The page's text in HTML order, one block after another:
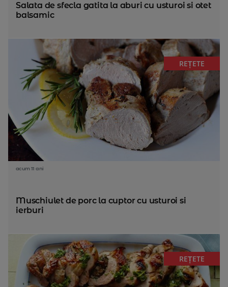
Salata de sfecla gatita la aburi cu usturoi si otet
balsamic
REȚETE
acum 11 ani
Muschiulet de porc la cuptor cu usturoi si
ierburi
REȚETE